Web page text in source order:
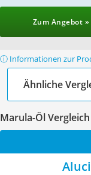
Zum Angebot »
ⓘ Informationen zur
Ähnliche
Marula-Öl